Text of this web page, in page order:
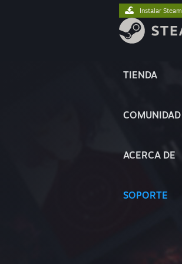
TIENDA
COMUNIDAD
ACERCA DE
SOPORTE
Instalar Steam